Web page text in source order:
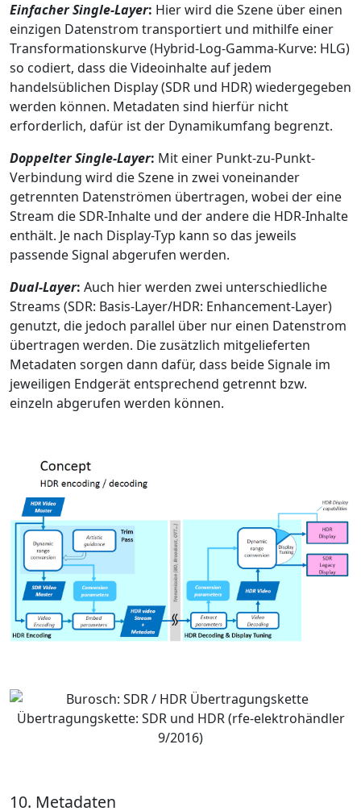
Einfacher Single-Layer: Hier wird die Szene über einen
einzigen Datenstrom transportiert und mithilfe einer
Transformationskurve (Hybrid-Log-Gamma-Kurve: HLG)
so codiert, dass die Videoinhalte auf jedem
handelsüblichen Display (SDR und HDR) wiedergegeben
werden können. Metadaten sind hierfür nicht
erforderlich, dafür ist der Dynamikumfang begrenzt.
Doppelter Single-Layer: Mit einer Punkt-zu-Punkt-
Verbindung wird die Szene in zwei voneinander
getrennten Datenströmen übertragen, wobei der eine
Stream die SDR-Inhalte und der andere die HDR-Inhalte
enthält. Je nach Display-Typ kann so das jeweils
passende Signal abgerufen werden.
Dual-Layer: Auch hier werden zwei unterschiedliche
Streams (SDR: Basis-Layer/HDR: Enhancement-Layer)
genutzt, die jedoch parallel über nur einen Datenstrom
übertragen werden. Die zusätzlich mitgelieferten
Metadaten sorgen dann dafür, dass beide Signale im
jeweiligen Endgerät entsprechend getrennt bzw.
einzeln abgerufen werden können.
Übertragungskette: SDR und HDR (rfe-elektrohändler
9/2016)
10. Metadaten